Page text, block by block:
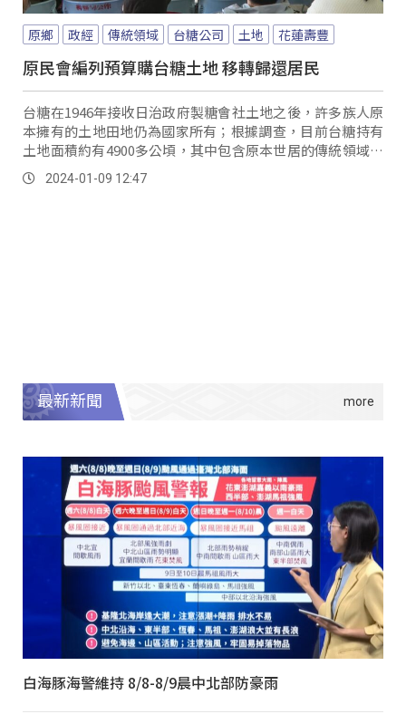
原鄉 政經 傳統領域 台糖公司 土地 花蓮壽豐
原民會編列預算購台糖土地 移轉歸還居民
台糖在1946年接收日治政府製糖會社土地之後，許多族人原
本擁有的土地田地仍為國家所有；根據調查，目前台糖持有
土地面積約有4900多公頃，其中包含原本世居的傳統領域也
必須要給付租金才能夠繼續居住，讓族人感到非常無奈。
2024-01-09 12:47
最新新聞
白海豚海警維持 8/8-8/9晨中北部防豪雨